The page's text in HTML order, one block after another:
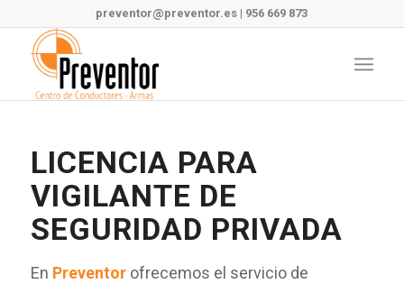
preventor@preventor.es | 956 669 873
LICENCIA PARA
VIGILANTE DE
SEGURIDAD PRIVADA
En Preventorofrecemos el servicio de